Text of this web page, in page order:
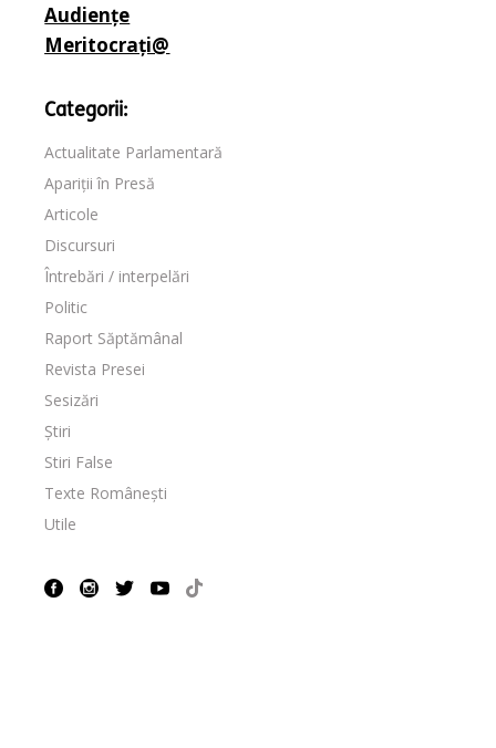
Audiențe
Meritocrați@
Categorii:
Actualitate Parlamentară
Apariții în Presă
Articole
Discursuri
Întrebări / interpelări
Politic
Raport Săptămânal
Revista Presei
Sesizări
Știri
Stiri False
Texte Românești
Utile